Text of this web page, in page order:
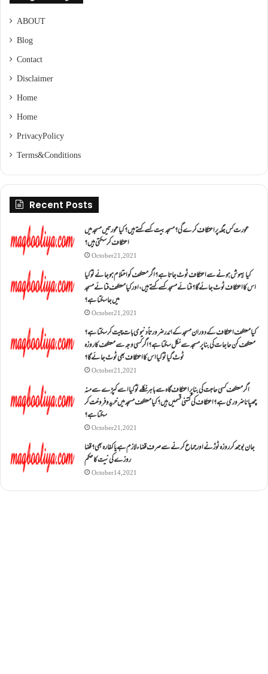
ABOUT
Blog
Contact
Disclaimer
Home
Home
Privacy Policy
Terms & Conditions
Recent Posts
عورت کس جگہ پر اعتکاف کرے گی؟مسجد بیت کسے کہتے ہیں؟کیا عورتیں مسجد میں
اعتکاف کر سکتی ہیں؟
October 21, 2021
کیا بیہوش ہونے سے اعتکاف ٹوٹ جاتا ہے؟ اگر معتکف کو احتلام ہو جائے تو کیا
اس کا اعتکاف ٹوٹ جائے گا؟فنائے مسجد کسے کہتے ہیں ، اور کیا معتکف فنائے مسجد
میں جا سکتا ہے؟
October 21, 2021
کیا معتکف اعتکاف کے دوران مسجد کے اندر ضرورتاً دنیوی بات چیت کر سکتا ہے؟
معتکف کن حاجات کی بنا پر مسجد سے نکل سکتا ہے؟ اگر کسی وجہ سے معتکف کا روزہ
ٹوٹ گیا تو کیا اس کا اعتکاف بھی ٹوٹ جائے گا؟
October 21, 2021
اگر معتکف کسی حاجت کی بنا پر اعتکاف گاہ سے باہر نکلے تو کیا اسے کپڑے سے منہ
چھپانا ضروری ہے؟اعتکاف کی کتنی قسمیں ہیں؟کیا معتکف مسجد میں خرید و فروخت کر
سکتا ہے؟
October 21, 2021
جان بوجھ کر روزہ ٹوڑنے اور جماع کرنے سے صرف قضاء لازم ہے یا کفارہ بھی؟ قضا
روزے کی نیت کا حکم
October 14, 2021